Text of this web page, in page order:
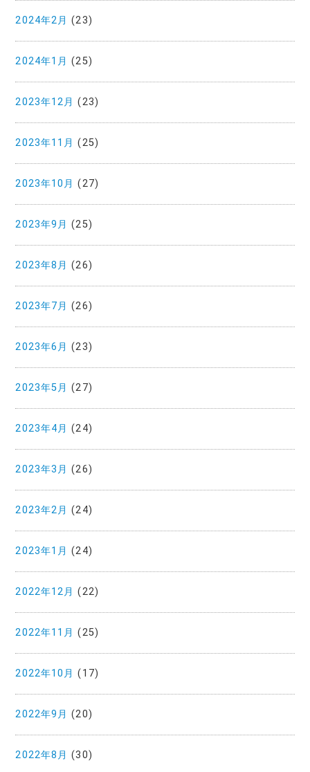
2024年2月 (23)
2024年1月 (25)
2023年12月 (23)
2023年11月 (25)
2023年10月 (27)
2023年9月 (25)
2023年8月 (26)
2023年7月 (26)
2023年6月 (23)
2023年5月 (27)
2023年4月 (24)
2023年3月 (26)
2023年2月 (24)
2023年1月 (24)
2022年12月 (22)
2022年11月 (25)
2022年10月 (17)
2022年9月 (20)
2022年8月 (30)